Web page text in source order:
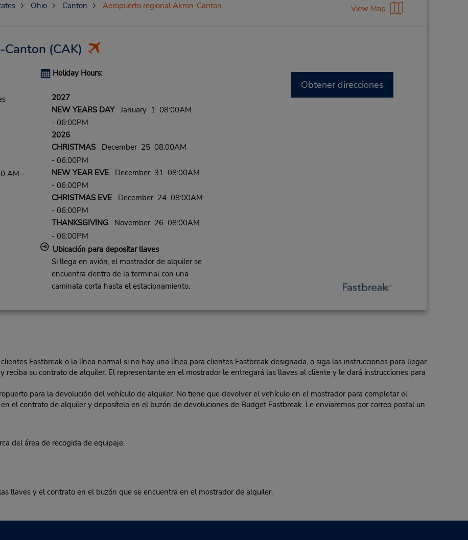
Ohio Canton Aeropuerto regional Akron-Canton View Map
(CAK)
AM -
Holiday Hours:
2027
NEW YEARS DAYJanuary 1 08:00AM
- 06:00PM
2026
CHRISTMASDecember 25 08:00AM
- 06:00PM
NEW YEAR EVEDecember 31 08:00AM
- 06:00PM
CHRISTMAS EVEDecember 24 08:00AM
- 06:00PM
THANKSGIVINGNovember 26 08:00AM
- 06:00PM
Ubicación para depositar llaves
Si llega en avión, el mostrador de alquiler se
encuentra dentro de la terminal con una
caminata corta hasta el estacionamiento.
Obtener direcciones
Fastbreak o la línea normal si no hay una línea para clientes Fastbreak designada, o siga las instrucciones para llegar
reciba su contrato de alquiler. El representante en el mostrador le entregará las llaves al cliente y le dará instrucciones para
para la devolución del vehículo de alquiler. No tiene que devolver el vehículo en el mostrador para completar el
el contrato de alquiler y deposítelo en el buzón de devoluciones de Budget Fastbreak. Le enviaremos por correo postal un
del área de recogida de equipaje.
llaves y el contrato en el buzón que se encuentra en el mostrador de alquiler.